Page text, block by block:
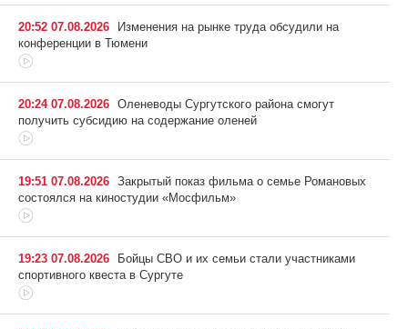
20:52 07.08.2026
Изменения на рынке труда обсудили на
конференции в Тюмени
20:24 07.08.2026 Оленеводы Сургутского района смогут
получить субсидию на содержание оленей
19:51 07.08.2026 Закрытый показ фильма о семье Романовых
состоялся на киностудии «Мосфильм»
19:23 07.08.2026
Бойцы СВО и их семьи стали участниками
спортивного квеста в Сургуте